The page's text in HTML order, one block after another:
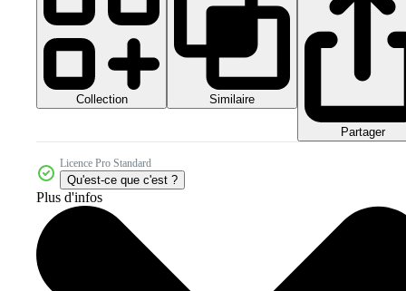
Collection Similaire
Partager
Licence Pro Standard
Qu'est-ce que c'est ?
Plus d'infos